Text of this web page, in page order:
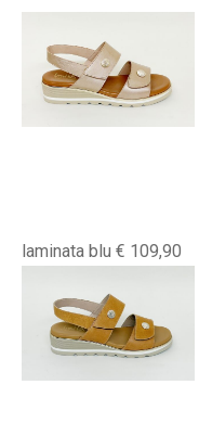
laminata blu € 109,90